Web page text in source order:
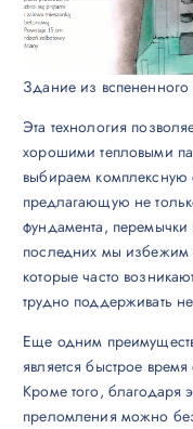
Здание из
Эта технология
хорошими тепловыми
выбираем комплексную
предлагающую не
фундамента,
последних мы избежим
которые часто
трудно поддерживать
Еще одним
является быстрое время
Кроме того, благодаря
преломления можно